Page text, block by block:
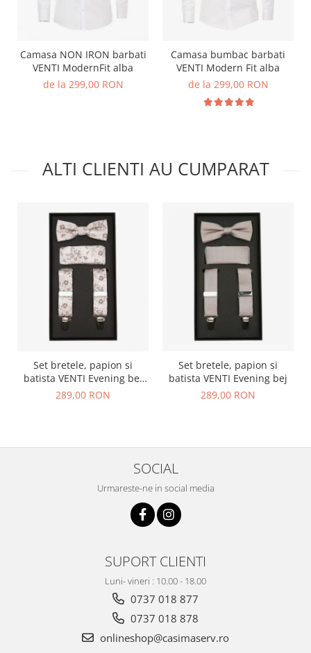
Camasa NON IRON barbati
VENTI ModernFit alba
de la 299,00 RON
Camasa bumbac barbati
VENTI Modern Fit alba
de la 299,00 RON
ALTI CLIENTI AU CUMPARAT
Set bretele, papion si
batista VENTI Evening bej
print floral
289,00 RON
Set bretele, papion si
batista VENTI Evening bej
289,00 RON
SOCIAL
Urmareste-ne in social media
SUPORT CLIENTI
Luni- vineri : 10.00 - 18.00
0737 018 877
0737 018 878
onlineshop@casimaserv.ro